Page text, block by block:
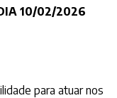
10/02/2026
para atuar nos